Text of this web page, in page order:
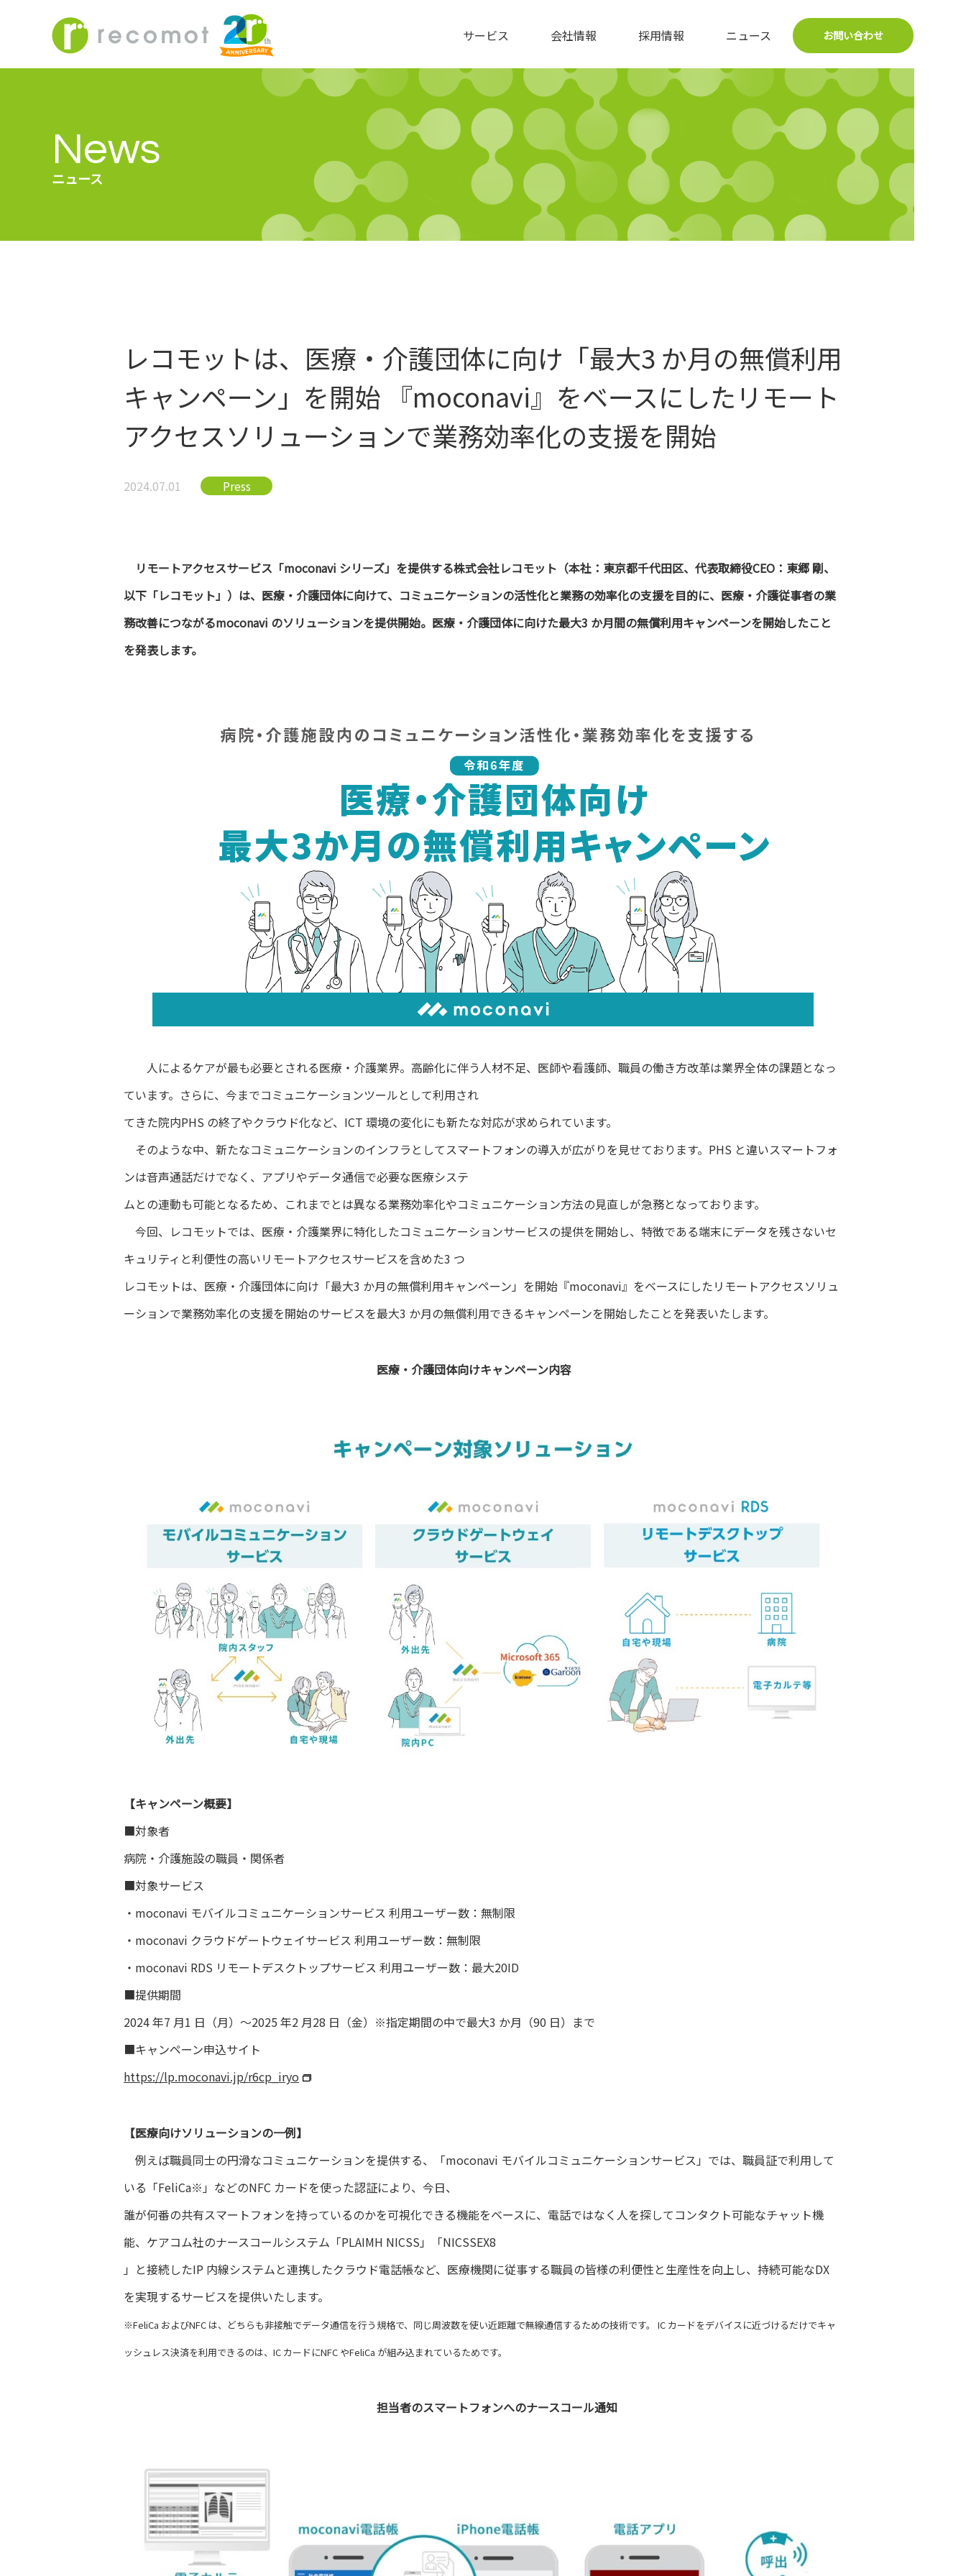
サービス 会社情報 採用情報 ニュース お問い合わせ
News
ニュース
レコモットは、医療・介護団体に向け「最大3 か月の無償利用
キャンペーン」を開始 『moconavi』をベースにしたリモート
アクセスソリューションで業務効率化の支援を開始
2024.07.01 Press
リモートアクセスサービス「moconavi シリーズ」を提供する株式会社レコモット（本社：東京都千代田区、代表取締役CEO：東郷 剛、
以下「レコモット」）は、医療・介護団体に向けて、コミュニケーションの活性化と業務の効率化の支援を目的に、医療・介護従事者の業
務改善につながるmoconavi のソリューションを提供開始。医療・介護団体に向けた最大3 か月間の無償利用キャンペーンを開始したこと
を発表します。
人によるケアが最も必要とされる医療・介護業界。高齢化に伴う人材不足、医師や看護師、職員の働き方改革は業界全体の課題となっ
ています。さらに、今までコミュニケーションツールとして利用され
てきた院内PHS の終了やクラウド化など、ICT 環境の変化にも新たな対応が求められています。
そのような中、新たなコミュニケーションのインフラとしてスマートフォンの導入が広がりを見せております。PHS と違いスマートフォ
ンは音声通話だけでなく、アプリやデータ通信で必要な医療システ
ムとの連動も可能となるため、これまでとは異なる業務効率化やコミュニケーション方法の見直しが急務となっております。
今回、レコモットでは、医療・介護業界に特化したコミュニケーションサービスの提供を開始し、特徴である端末にデータを残さないセ
キュリティと利便性の高いリモートアクセスサービスを含めた3 つ
レコモットは、医療・介護団体に向け「最大3 か月の無償利用キャンペーン」を開始『moconavi』をベースにしたリモートアクセスソリュ
ーションで業務効率化の支援を開始のサービスを最大3 か月の無償利用できるキャンペーンを開始したことを発表いたします。
医療・介護団体向けキャンペーン内容
【キャンペーン概要】
■対象者
病院・介護施設の職員・関係者
■対象サービス
・moconavi モバイルコミュニケーションサービス 利用ユーザー数：無制限
・moconavi クラウドゲートウェイサービス 利用ユーザー数：無制限
・moconavi RDS リモートデスクトップサービス 利用ユーザー数：最大20ID
■提供期間
2024 年7 月1 日（月）～2025 年2 月28 日（金）※指定期間の中で最大3 か月（90 日）まで
■キャンペーン申込サイト
https://lp.moconavi.jp/r6cp_iryo
【医療向けソリューションの一例】
例えば職員同士の円滑なコミュニケーションを提供する、「moconavi モバイルコミュニケーションサービス」では、職員証で利用して
いる「FeliCa※」などのNFC カードを使った認証により、今日、
誰が何番の共有スマートフォンを持っているのかを可視化できる機能をベースに、電話ではなく人を探してコンタクト可能なチャット機
能、ケアコム社のナースコールシステム「PLAIMH NICSS」「NICSSEX8
」と接続したIP 内線システムと連携したクラウド電話帳など、医療機関に従事する職員の皆様の利便性と生産性を向上し、持続可能なDX
を実現するサービスを提供いたします。
※FeliCa およびNFC は、どちらも非接触でデータ通信を行う規格で、同じ周波数を使い近距離で無線通信するための技術です。 IC カードをデバイスに近づけるだけでキャ
ッシュレス決済を利用できるのは、IC カードにNFC やFeliCa が組み込まれているためです。
担当者のスマートフォンへのナースコール通知